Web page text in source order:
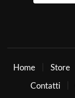
Home Store
Contatti